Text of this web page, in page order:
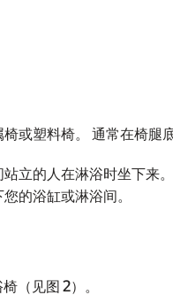
或塑料椅。 通常在椅腿
立的人在淋浴时坐下来
的浴缸或淋浴间。
（见图 2）。